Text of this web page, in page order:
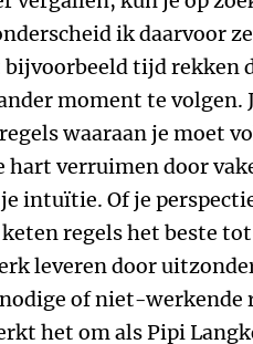
ik daarvoor
tijd rekken
moment te volgen.
waaraan je moet
hart verruimen door
intuïtie. Of je
regels het beste
leveren door
of niet-werkende
het om als Pipi